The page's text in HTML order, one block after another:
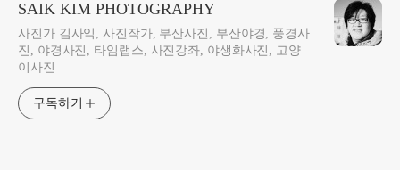
SAIK KIM PHOTOGRAPHY
사진가 김사익, 사진작가, 부산사진, 부산야경, 풍경사
진, 야경사진, 타임랩스, 사진강좌, 야생화사진, 고양
이사진
구독하기